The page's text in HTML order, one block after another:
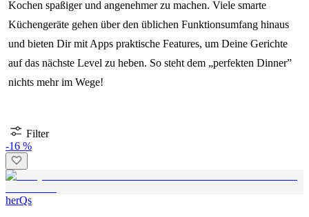
Kochen spaßiger und angenehmer zu machen. Viele smarte
Küchengeräte gehen über den üblichen Funktionsumfang hinaus
und bieten Dir mit Apps praktische Features, um Deine Gerichte
auf das nächste Level zu heben. So steht dem „perfekten Dinner”
nichts mehr im Wege!
Filter
-16 %
herQs